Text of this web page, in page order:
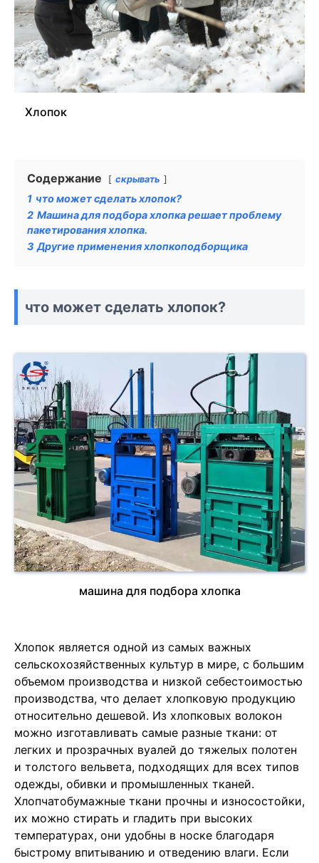
Хлопок
Содержание скрывать
1 что может сделать хлопок?
2 Машина для подбора хлопка решает проблему
пакетирования хлопка.
3 Другие применения хлопкоподборщика
что может сделать хлопок?
машина для подбора хлопка
Хлопок является одной из самых важных
сельскохозяйственных культур в мире, с большим
объемом производства и низкой себестоимостью
производства, что делает хлопковую продукцию
относительно дешевой. Из хлопковых волокон
можно изготавливать самые разные ткани: от
легких и прозрачных вуалей до тяжелых полотен
и толстого вельвета, подходящих для всех типов
одежды, обивки и промышленных тканей.
Хлопчатобумажные ткани прочны и износостойки,
их можно стирать и гладить при высоких
температурах, они удобны в носке благодаря
быстрому впитыванию и отведению влаги. Если